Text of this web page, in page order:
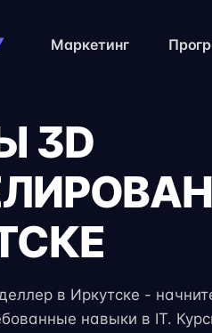
Маркетинг
3D
в Иркутске -
навыки в IT.